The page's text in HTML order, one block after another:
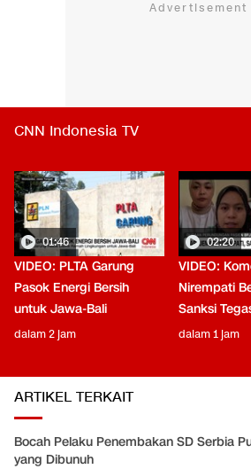
CNN Indonesia TV
01:46
VIDEO: PLTA Garung
Pasok Energi Bersih
untuk Jawa-Bali
dalam 2 jam
02:20
VIDEO:
Nirempati
Sanksi
dalam 1 jam
ARTIKEL TERKAIT
Bocah Pelaku Penembakan SD Serbia
yang Dibunuh